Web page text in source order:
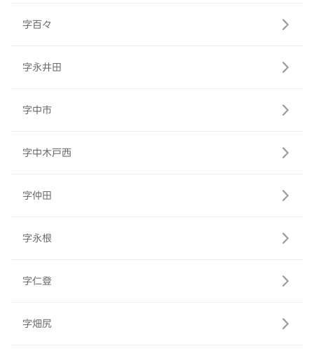
字百々
字永井田
字中市
字中木戸西
字仲田
字永根
字仁登
字畑尻